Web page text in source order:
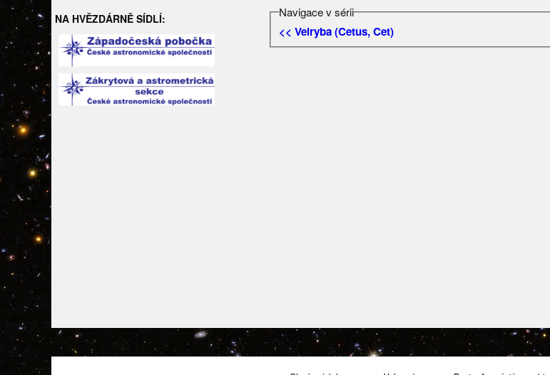
NA HVĚZDÁRNĚ SÍDLÍ: Navigace v sérii
<< Velryba (Cetus, Cet)